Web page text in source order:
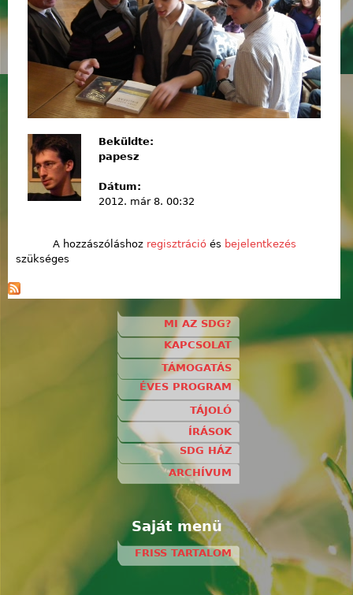
Beküldte:
papesz
Dátum:
2012. már 8. 00:32
A hozzászóláshoz regisztrációés bejelentkezés
szükséges
MI AZ SDG?
KAPCSOLAT
TÁMOGATÁS
ÉVES PROGRAM
TÁJOLÓ
ÍRÁSOK
SDG HÁZ
ARCHÍVUM
Saját menü
FRISS TARTALOM